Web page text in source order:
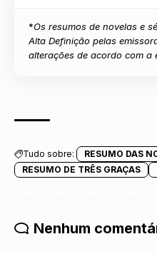
*Os resumos de novelas e
Alta Definição pelas
alterações de acordo com a
Tudo sobre:
RESUMO DAS
RESUMO DE TRÊS GRAÇAS
Nenhum